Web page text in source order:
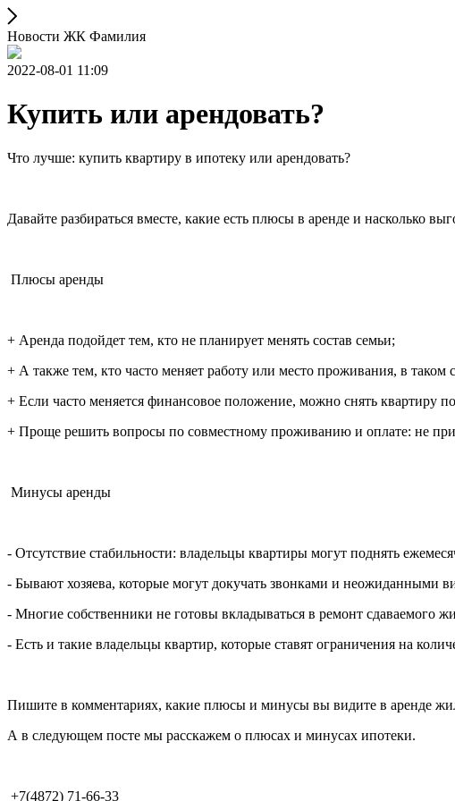
Новости ЖК Фамилия
2022-08-01 11:09
Купить или арендовать?
Что лучше: купить квартиру в ипотеку или арендовать?
Давайте разбираться вместе, какие есть плюсы в аренде и насколько
Плюсы аренды
+ Аренда подойдет тем, кто не планирует менять состав семьи;
+ А также тем, кто часто меняет работу или место проживания, в таком
+ Если часто меняется финансовое положение, можно снять квартиру
+ Проще решить вопросы по совместному проживанию и оплате: не
Минусы аренды
- Отсутствие стабильности: владельцы квартиры могут поднять
- Бывают хозяева, которые могут докучать звонками и неожиданными
- Многие собственники не готовы вкладываться в ремонт сдаваемого
- Есть и такие владельцы квартир, которые ставят ограничения на
Пишите в комментариях, какие плюсы и минусы вы видите в аренде
А в следующем посте мы расскажем о плюсах и минусах ипотеки.
+7(4872) 71-66-33